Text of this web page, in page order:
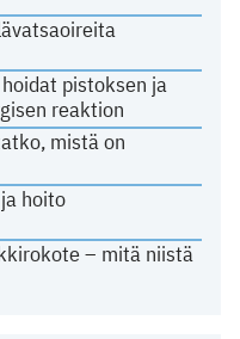
pistoksen ja
reaktion
mistä on
hoito
– mitä niistä